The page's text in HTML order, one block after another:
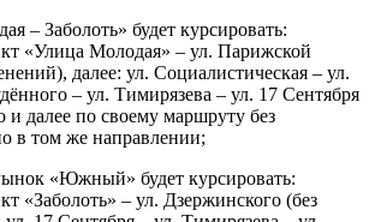
– Заболоть» будет курсировать:
«Улица Молодая» – ул. Парижской
далее: ул. Социалистическая – ул.
– ул. Тимирязева – ул. 17 Сентября
и далее по своему маршруту без
в том же направлении;
«Южный» будет курсировать:
«Заболоть» – ул. Дзержинского (без